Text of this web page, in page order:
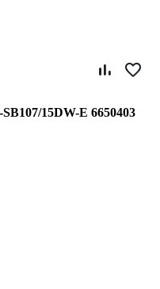
15DW-E 6650403